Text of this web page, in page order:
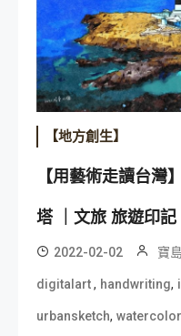
【地方創生】
【用藝術走讀台
塔 ｜文旅 旅遊印記
2022-02-02 寶
digitalart, handwriting,
urbansketch, watercolor